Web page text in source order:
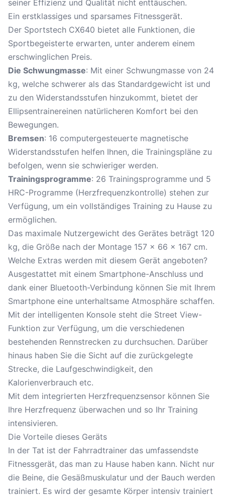
seiner Effizienz und Qualität nicht enttäuschen.
Ein erstklassiges und sparsames Fitnessgerät.
Der Sportstech CX640 bietet alle Funktionen, die
Sportbegeisterte erwarten, unter anderem einem
erschwinglichen Preis.
Die Schwungmasse: Mit einer Schwungmasse von 24
kg, welche schwerer als das Standardgewicht ist und
zu den Widerstandsstufen hinzukommt, bietet der
Ellipsentrainereinen natürlicheren Komfort bei den
Bewegungen.
Bremsen: 16 computergesteuerte magnetische
Widerstandsstufen helfen Ihnen, die Trainingspläne zu
befolgen, wenn sie schwieriger werden.
Trainingsprogramme: 26 Trainingsprogramme und 5
HRC-Programme (Herzfrequenzkontrolle) stehen zur
Verfügung, um ein vollständiges Training zu Hause zu
ermöglichen.
Das maximale Nutzergewicht des Gerätes beträgt 120
kg, die Größe nach der Montage 157 x 66 x 167 cm.
Welche Extras werden mit diesem Gerät angeboten?
Ausgestattet mit einem Smartphone-Anschluss und
dank einer Bluetooth-Verbindung können Sie mit Ihrem
Smartphone eine unterhaltsame Atmosphäre schaffen.
Mit der intelligenten Konsole steht die Street View-
Funktion zur Verfügung, um die verschiedenen
bestehenden Rennstrecken zu durchsuchen. Darüber
hinaus haben Sie die Sicht auf die zurückgelegte
Strecke, die Laufgeschwindigkeit, den
Kalorienverbrauch etc.
Mit dem integrierten Herzfrequenzsensor können Sie
Ihre Herzfrequenz überwachen und so Ihr Training
intensivieren.
Die Vorteile dieses Geräts
In der Tat ist der Fahrradtrainer das umfassendste
Fitnessgerät, das man zu Hause haben kann. Nicht nur
die Beine, die Gesäßmuskulatur und der Bauch werden
trainiert. Es wird der gesamte Körper intensiv trainiert